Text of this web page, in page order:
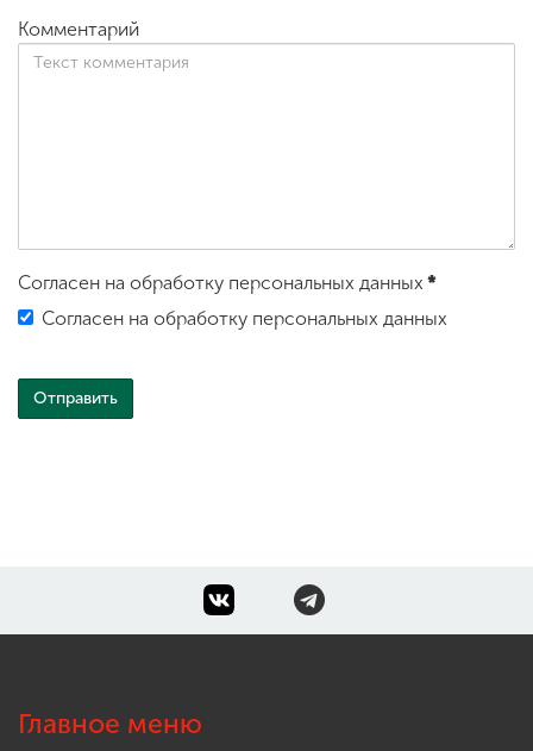
Комментарий
Согласен на обработку персональных данных *
Согласен на обработку персональных данных
Главное меню